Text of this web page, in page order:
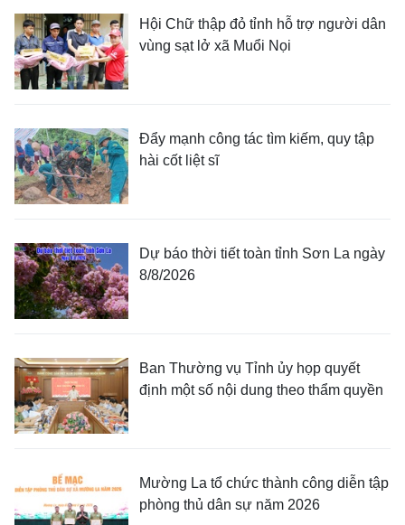
Hội Chữ thập đỏ tỉnh hỗ trợ người dân
vùng sạt lở xã Muổi Nọi
Đẩy mạnh công tác tìm kiếm, quy tập
hài cốt liệt sĩ
Dự báo thời tiết toàn tỉnh Sơn La ngày
8/8/2026
Ban Thường vụ Tỉnh ủy họp quyết
định một số nội dung theo thẩm quyền
Mường La tổ chức thành công diễn tập
phòng thủ dân sự năm 2026